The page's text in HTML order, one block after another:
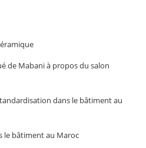
de Mabani à propos du salon
dans le bâtiment au
le bâtiment au Maroc